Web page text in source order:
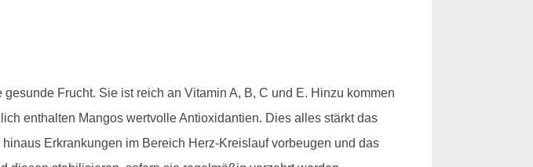
Frucht. Sie ist reich an Vitamin A, B, C und E. Hinzu kommen
enthalten Mangos wertvolle Antioxidantien. Dies alles stärkt das
Erkrankungen im Bereich Herz-Kreislauf vorbeugen und das